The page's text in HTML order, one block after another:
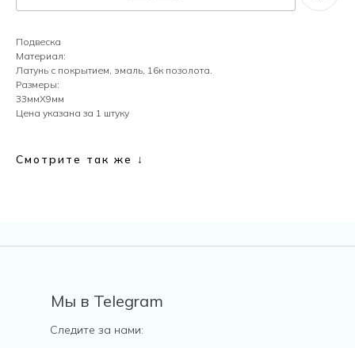
Камни
Кристаллы
Жемчуг
Подвеска
Материал:
Латунь с покрытием, эмаль, 16к позолота.
Размеры:
33ммХ9мм
Цена указана за 1 штуку
Смотрите так же ↓
Следите за нами:
Мы в Telegram